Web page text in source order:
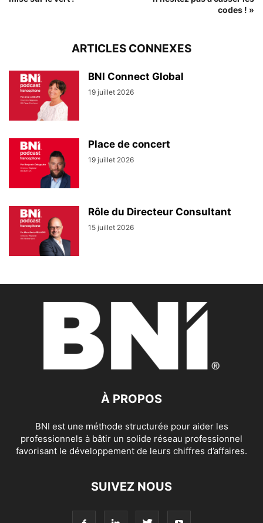
codes ! »
ARTICLES CONNEXES
BNI Connect Global
19 juillet 2026
Place de concert
19 juillet 2026
Rôle du Directeur Consultant
15 juillet 2026
À PROPOS
BNI est une méthode structurée pour aider les
professionnels à bâtir un solide réseau professionnel
favorisant le développement de leurs chiffres d’affaires.
SUIVEZ NOUS